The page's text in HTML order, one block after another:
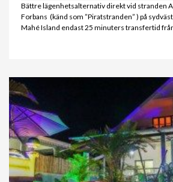
Bättre lägenhetsalternativ direkt vid stranden
Forbans (känd som ”Piratstranden” ) på
Mahé Island endast 25 minuters transfertid